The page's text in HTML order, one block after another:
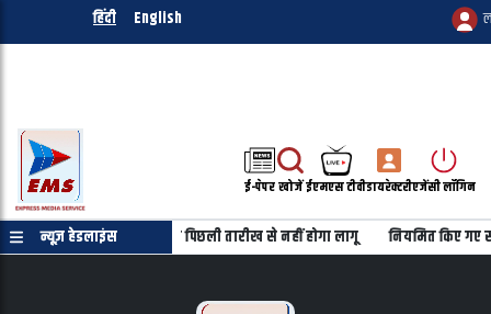
हिंदी English
ई-पेपरखोजेंईएमएस टीवीडायरेक्टरीएजेंसी लॉगिन
न्यूज़ हेडलाइंस
भरोसा, FCRA कानून का पिछली तारीख से नहीं होगा लागू नियमित किए गए